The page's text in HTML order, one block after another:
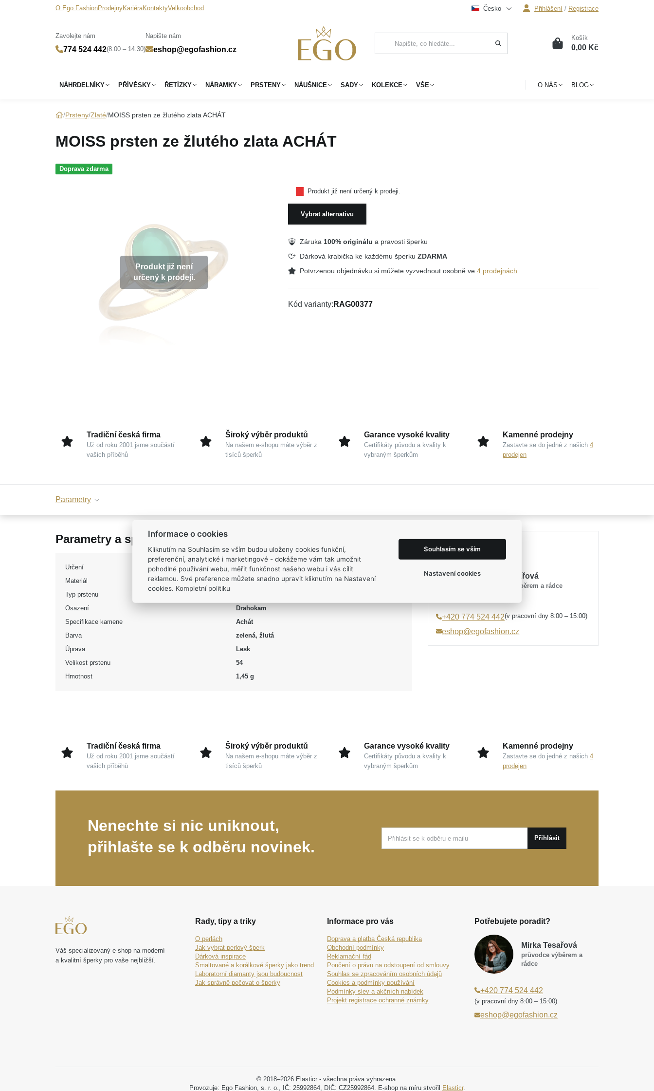
O Ego FashionProdejnyKariéraKontaktyVelkoobchod
Zavolejte nám
774 524 442(8:00 – 14:30)
Napište nám
eshop@egofashion.cz
Česko Přihlášení / Registrace
0 Košík
0,00 Kč
NÁHRDELNÍKY PŘÍVĚSKY ŘETÍZKY NÁRAMKY PRSTENY NÁUŠNICE SADY KOLEKCE VŠE O NÁS BLOG
Prsteny Zlaté MOISS prsten ze žlutého zlata ACHÁT
MOISS prsten ze žlutého zlata ACHÁT
Doprava zdarma
Produkt již není
určený k prodeji.
Produkt již není určený k prodeji.
Vybrat alternativu
Záruka 100% originálu a pravosti šperku
Dárková krabička ke každému šperkuZDARMA
Potvrzenou objednávku si můžete vyzvednout osobně ve4 prodejnách
Kód varianty RAG00377
Tradiční česká firma
Už od roku 2001 jsme součástí
vašich příběhů
Široký výběr produktů
Na našem e-shopu máte výběr z
tisíců šperků
Garance vysoké kvality
Certifikáty původu a kvality k
vybraným šperkům
Kamenné prodejny
Zastavte se do jedné z našich 4
prodejen
Parametry
Parametry a specifikace
Určení
Dámské
Materiál
Zlato žluté 585/1000
Typ prstenu
Osazení
Drahokam
Specifikace kamene
Achát
Barva
zelená, žlutá
Úprava
Lesk
Velikost prstenu
54
Hmotnost
1,45 g
Potřebujete poradit?
Mirka Tesařová
průvodce výběrem a rádce
+420 774 524 442(v pracovní dny 8:00 – 15:00)
eshop@egofashion.cz
Tradiční česká firma
Už od roku 2001 jsme součástí
vašich příběhů
Široký výběr produktů
Na našem e-shopu máte výběr z
tisíců šperků
Garance vysoké kvality
Certifikáty původu a kvality k
vybraným šperkům
Kamenné prodejny
Zastavte se do jedné z našich 4
prodejen
Nenechte si nic uniknout,
přihlašte se k odběru novinek.
Přihlásit
Váš specializovaný e-shop na moderní
a kvalitní šperky pro vaše nejbližší.
Rady, tipy a triky
O perlách
Jak vybrat perlový šperk
Dárková inspirace
Smaltované a korálkové šperky jako trend
Laboratorní diamanty jsou budoucnost
Jak správně pečovat o šperky
Informace pro vás
Doprava a platba Česká republika
Obchodní podmínky
Reklamační řád
Poučení o právu na odstoupení od smlouvy
Souhlas se zpracováním osobních údajů
Cookies a podmínky používání
Podmínky slev a akčních nabídek
Projekt registrace ochranné známky
Potřebujete poradit?
Mirka Tesařová
průvodce výběrem a
rádce
+420 774 524 442
(v pracovní dny 8:00 – 15:00)
eshop@egofashion.cz
© 2018–2026 Elasticr - všechna práva vyhrazena.
Provozuje: Ego Fashion, s. r. o., IČ: 25992864, DIČ: CZ25992864. E-shop na míru stvořil
Elasticr.
Informace o cookies
Kliknutím na Souhlasím se vším budou uloženy cookies funkční,
preferenční, analytické i marketingové - dokážeme vám tak umožnit
pohodlné používání webu, měřit funkčnost našeho webu i vás cílit
reklamou. Své preference můžete snadno upravit kliknutím na Nastavení
cookies. Kompletní politiku
Souhlasím se vším
Nastavení cookies